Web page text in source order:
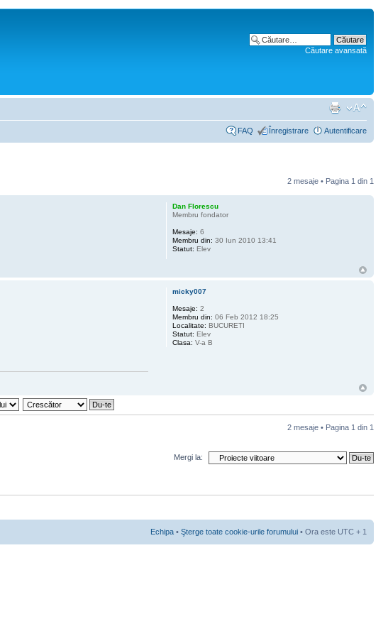
Căutare avansată
FAQ Înregistrare Autentificare
2 mesaje • Pagina 1 din 1
Dan Florescu
Membru fondator
Mesaje: 6
Membru din: 30 Iun 2010 13:41
Statut: Elev
micky007
Mesaje: 2
Membru din: 06 Feb 2012 18:25
Localitate: BUCURETI
Statut: Elev
Clasa: V-a B
2 mesaje • Pagina 1 din 1
Mergi la:
Echipa • Şterge toate cookie-urile forumului • Ora este UTC + 1